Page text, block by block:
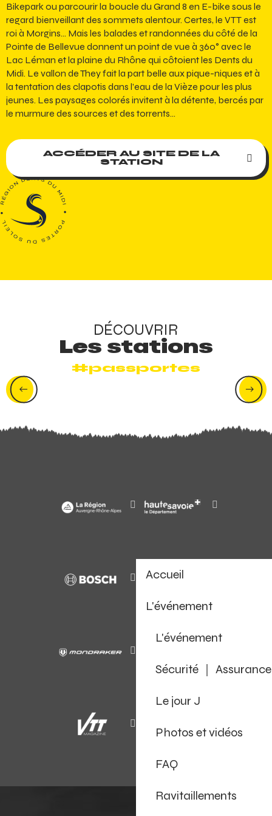
Accueil
L'événement
L'événement
Sécurité ｜ Assurance
Le jour J
Photos et vidéos
FAQ
Ravitaillements
Bikepark ou parcourir la boucle du Grand 8 en E-bike sous le
regard bienveillant des sommets alentour. Certes, le VTT est
roi à Morgins… Mais les balades et randonnées du côté de la
Pointe de Bellevue donnent un point de vue à 360° avec le
Lac Léman et la plaine du Rhône qui côtoient les Dents du
Midi. Le vallon de They fait la part belle aux pique-niques et à
la tentation des clapotis dans l’eau de la Vièze pour les plus
jeunes. Les paysages colorés invitent à la détente, bercés par
le murmure des sources et des torrents…
ACCÉDER AU SITE DE LA
STATION
DÉCOUVRIR
Les stations
#passportes